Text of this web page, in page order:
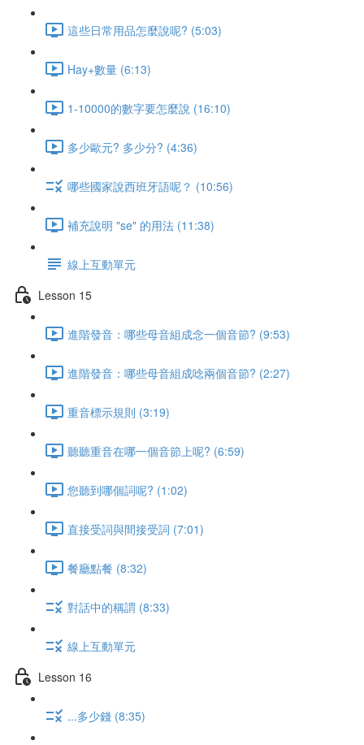
這些日常用品怎麼說呢? (5:03)
Hay+數量 (6:13)
1-10000的數字要怎麼說 (16:10)
多少歐元? 多少分? (4:36)
哪些國家說西班牙語呢？ (10:56)
補充說明 "se" 的用法 (11:38)
線上互動單元
Lesson 15
進階發音：哪些母音組成念一個音節? (9:53)
進階發音：哪些母音組成唸兩個音節? (2:27)
重音標示規則 (3:19)
聽聽重音在哪一個音節上呢? (6:59)
您聽到哪個詞呢? (1:02)
直接受詞與間接受詞 (7:01)
餐廳點餐 (8:32)
對話中的稱謂 (8:33)
線上互動單元
Lesson 16
...多少錢 (8:35)